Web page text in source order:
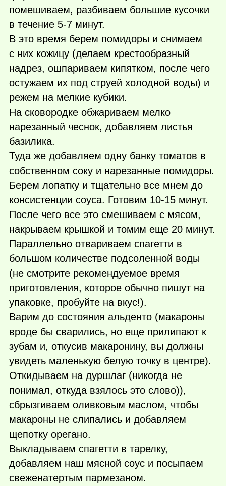
помешиваем, разбиваем большие кусочки
в течение 5-7 минут.
В это время берем помидоры и снимаем
с них кожицу (делаем крестообразный
надрез, ошпариваем кипятком, после чего
остужаем их под струей холодной воды) и
режем на мелкие кубики.
На сковородке обжариваем мелко
нарезанный чеснок, добавляем листья
базилика.
Туда же добавляем одну банку томатов в
собственном соку и нарезанные помидоры.
Берем лопатку и тщательно все мнем до
консистенции соуса. Готовим 10-15 минут.
После чего все это смешиваем с мясом,
накрываем крышкой и томим еще 20 минут.
Параллельно отвариваем спагетти в
большом количестве подсоленной воды
(не смотрите рекомендуемое время
приготовления, которое обычно пишут на
упаковке, пробуйте на вкус!).
Варим до состояния альденто (макароны
вроде бы сварились, но еще прилипают к
зубам и, откусив макаронину, вы должны
увидеть маленькую белую точку в центре).
Откидываем на дуршлаг (никогда не
понимал, откуда взялось это слово)),
сбрызгиваем оливковым маслом, чтобы
макароны не слипались и добавляем
щепотку орегано.
Выкладываем спагетти в тарелку,
добавляем наш мясной соус и посыпаем
свеженатертым пармезаном.